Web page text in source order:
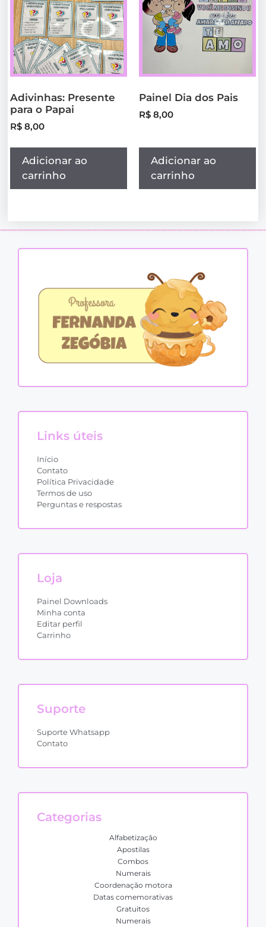
Adivinhas: Presente
para o Papai
R$ 8,00
Adicionar ao
carrinho
Painel Dia dos Pais
R$ 8,00
Adicionar ao
carrinho
Links úteis
Início
Contato
Política Privacidade
Termos de uso
Perguntas e respostas
Loja
Painel Downloads
Minha conta
Editar perfil
Carrinho
Suporte
Suporte Whatsapp
Contato
Categorias
Alfabetização
Apostilas
Combos
Numerais
Coordenação motora
Datas comemorativas
Gratuitos
Numerais